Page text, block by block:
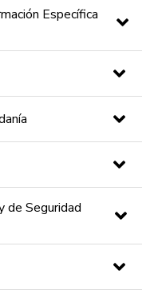
Específica
de Seguridad